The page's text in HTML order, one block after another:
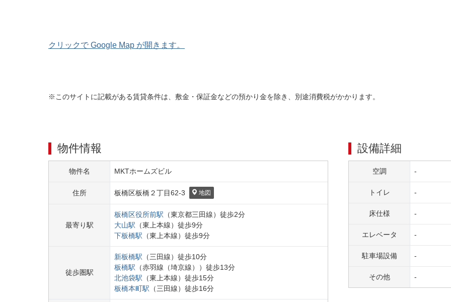
クリックで Google Map が開きます。
※このサイトに記載がある賃貸条件は、敷金・保証金などの預かり金を除き、別途消費税がかかります。
物件情報
物件名 MKTホームズビル
住所 板橋区板橋２丁目62-3 地図
最寄り駅
板橋区役所前駅 （東京都三田線） 徒歩2分
大山駅 （東上本線） 徒歩9分
下板橋駅 （東上本線） 徒歩9分
徒歩圏駅
新板橋駅 （三田線） 徒歩10分
板橋駅 （赤羽線（埼京線） ） 徒歩13分
北池袋駅 （東上本線） 徒歩15分
板橋本町駅 （三田線） 徒歩16分
設備詳細
空調 -
トイレ -
床仕様 -
エレベータ -
駐車場設備 -
その他 -